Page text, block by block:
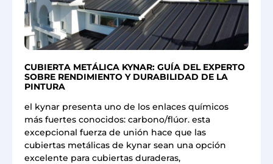
CUBIERTA METÁLICA KYNAR: GUÍA DEL EXPERTO
SOBRE RENDIMIENTO Y DURABILIDAD DE LA
PINTURA
el kynar presenta uno de los enlaces químicos
más fuertes conocidos: carbono/flúor. esta
excepcional fuerza de unión hace que las
cubiertas metálicas de kynar sean una opción
excelente para cubiertas duraderas,